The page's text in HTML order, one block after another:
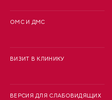
ОМС И ДМС
ВИЗИТ В КЛИНИКУ
ВЕРСИЯ ДЛЯ СЛАБОВИДЯЩИХ